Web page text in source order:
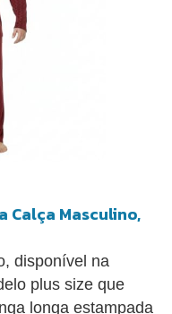
Calça Masculino,
disponível na
plus size que
longa estampada